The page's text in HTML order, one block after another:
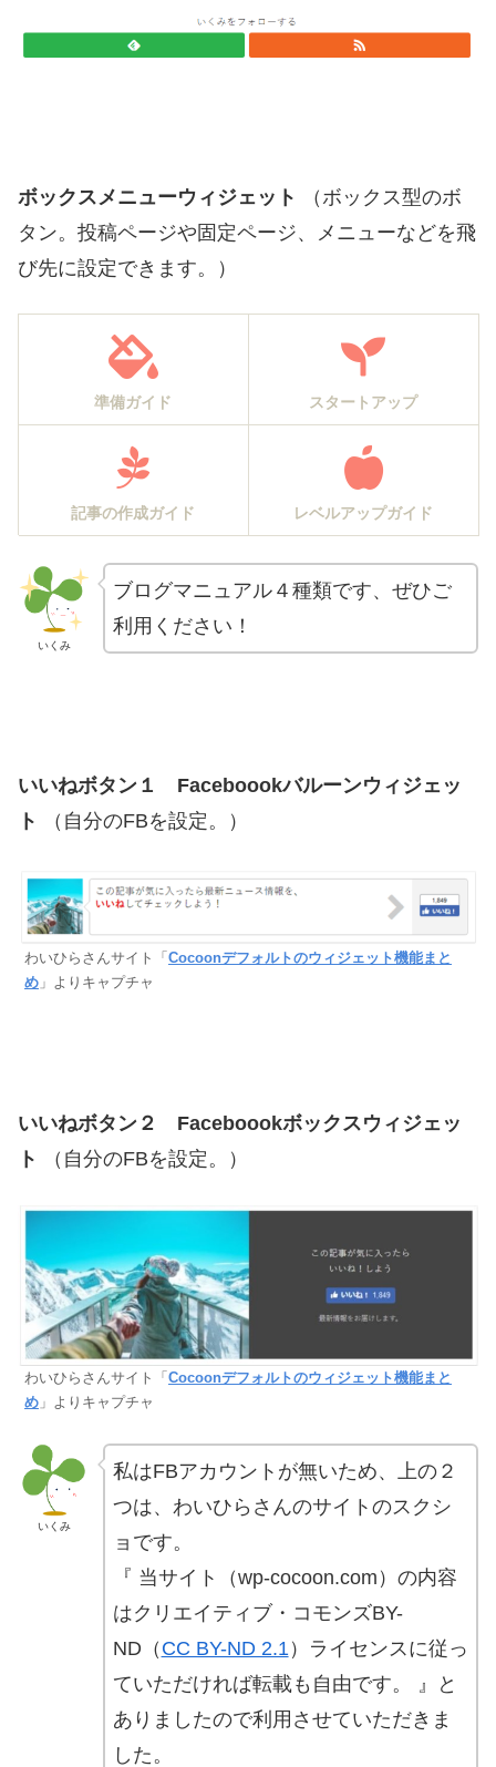
ボックスメニューウィジェット
（ボックス型のボ
タン。投稿ページや固定ページ、メニューなどを飛
び先に設定できます。）
準備ガイド スタートアップ
記事の作成ガイド レベルアップガイド
いくみ
ブログマニュアル４種類です、ぜひご
利用ください！
いいねボタン１
Faceboookバルーンウィジェッ
ト
（自分のFBを設定。）
わいひらさんサイト「 Cocoonデフォルトのウィジェット機能まと
め 」よりキャプチャ
いいねボタン２
Faceboookボックスウィジェッ
ト
（自分のFBを設定。）
わいひらさんサイト「 Cocoonデフォルトのウィジェット機能まと
め 」よりキャプチャ
いくみ
私はFBアカウントが無いため、上の２
つは、わいひらさんのサイトのスクシ
ョです。
『 当サイト（wp-cocoon.com）の内容
はクリエイティブ・コモンズBY-
ND（ CC BY-ND 2.1 ）ライセンスに従っ
ていただければ転載も自由です。 』と
ありましたので利用させていただきま
した。